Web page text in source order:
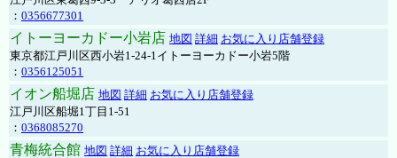
： 0356677301
イトーヨーカドー小岩店 地図 詳細 お気に入り店舗登録
東京都江戸川区西小岩1-24-1イトーヨーカドー小岩5階
： 0356125051
イオン船堀店 地図 詳細 お気に入り店舗登録
江戸川区船堀1丁目1-51
： 0368085270
青梅統合館 地図 詳細 お気に入り店舗登録